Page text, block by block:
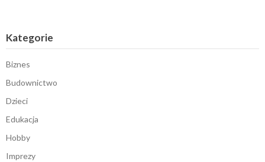
Kategorie
Biznes
Budownictwo
Dzieci
Edukacja
Hobby
Imprezy